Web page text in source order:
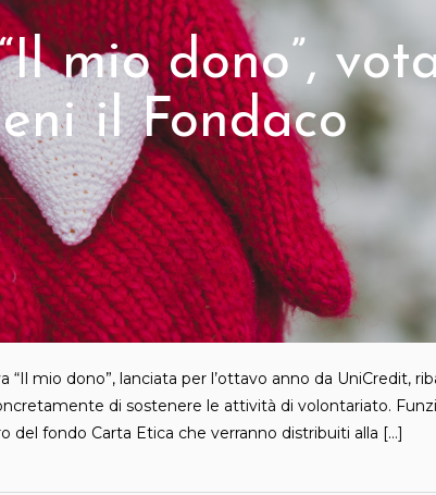
mio dono”,
il Fondaco
“Il mio dono”, lanciata per l’ottavo anno da UniCredit,
di sostenere le attività di volontariato.
del fondo Carta Etica che verranno distribuiti alla […]